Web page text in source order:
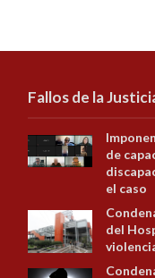
Fallos de la
de
el caso
del